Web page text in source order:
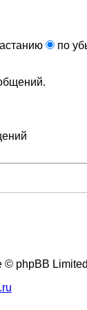
по
© phpBB Limited